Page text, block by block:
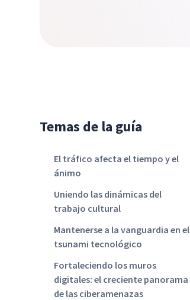
Temas de la guía
El tráfico afecta el tiempo y el
ánimo
Uniendo las dinámicas del
trabajo cultural
Mantenerse a la vanguardia en el
tsunami tecnológico
Fortaleciendo los muros
digitales: el creciente panorama
de las ciberamenazas